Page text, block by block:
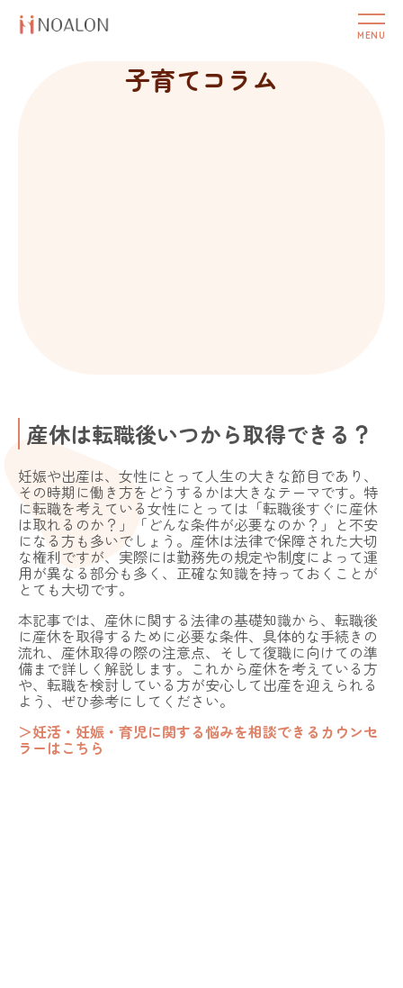
子育てコラム
産休は転職後いつから取得できる？
妊娠や出産は、女性にとって人生の大きな節目であり、
その時期に働き方をどうするかは大きなテーマです。特
に転職を考えている女性にとっては「転職後すぐに産休
は取れるのか？」「どんな条件が必要なのか？」と不安
になる方も多いでしょう。産休は法律で保障された大切
な権利ですが、実際には勤務先の規定や制度によって運
用が異なる部分も多く、正確な知識を持っておくことが
とても大切です。
本記事では、産休に関する法律の基礎知識から、転職後
に産休を取得するために必要な条件、具体的な手続きの
流れ、産休取得の際の注意点、そして復職に向けての準
備まで詳しく解説します。これから産休を考えている方
や、転職を検討している方が安心して出産を迎えられる
よう、ぜひ参考にしてください。
＞妊活・妊娠・育児に関する悩みを相談できるカウンセ
ラーはこちら